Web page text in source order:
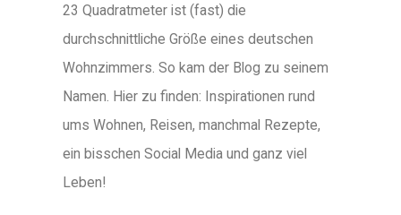
23 Quadratmeter ist (fast) die
durchschnittliche Größe eines deutschen
Wohnzimmers. So kam der Blog zu seinem
Namen. Hier zu finden: Inspirationen rund
ums Wohnen, Reisen, manchmal Rezepte,
ein bisschen Social Media und ganz viel
Leben!